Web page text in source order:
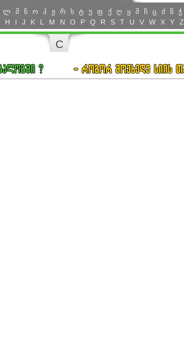
ლ მ ნ ო პ ჟ რ ს ტ უ ფ ქ ღ ყ შ ჩ ც ძ წ ჭ
H I J K L M N O P Q R S T U V W X Y Z
C